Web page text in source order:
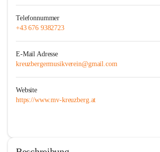
Telefonnummer
+43 676 9382723
E-Mail Adresse
kreuzbergermusikverein@gmail.com
Website
https://www.mv-kreuzberg.at